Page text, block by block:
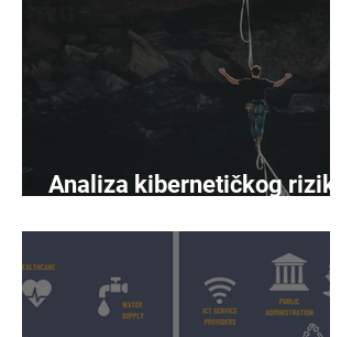
Analiza kibernetičkog rizika